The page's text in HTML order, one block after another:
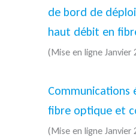
de bord de
haut débit en
(Mise en ligne Janvier
Communications
fibre optique et
(Mise en ligne Janvier